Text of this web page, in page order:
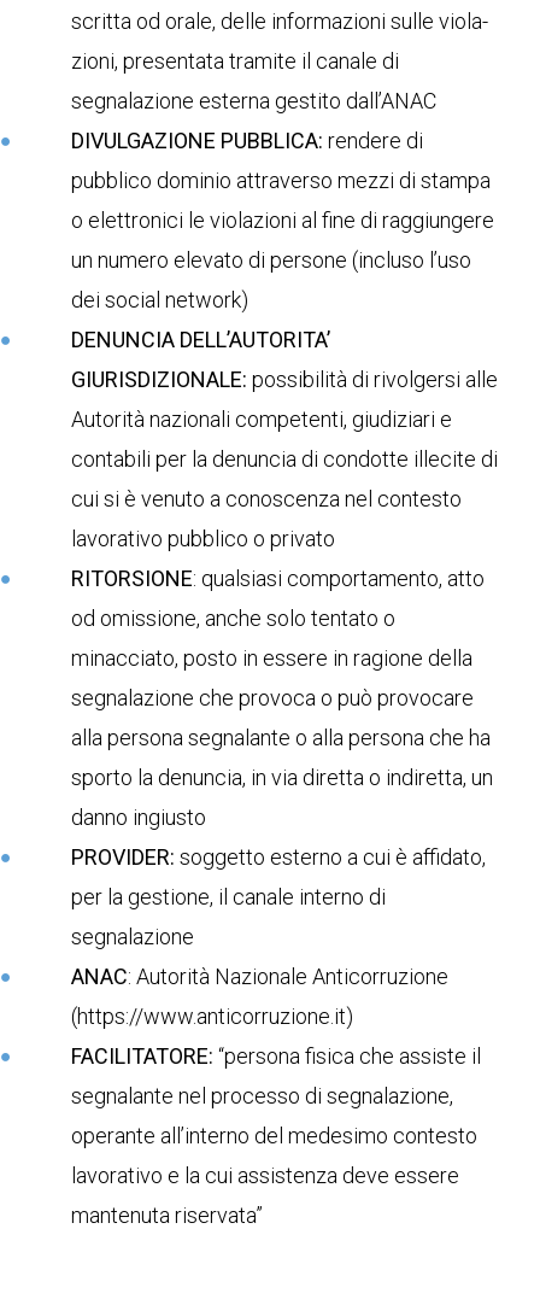
scritta od orale, delle informazioni sulle viola-
zioni, presentata tramite il canale di
segnalazione esterna gestito dall’ANAC
DIVULGAZIONE PUBBLICA: rendere di
pubblico dominio attraverso mezzi di stampa
o elettronici le violazioni al fine di raggiungere
un numero elevato di persone (incluso l’uso
dei social network)
DENUNCIA DELL’AUTORITA’
GIURISDIZIONALE: possibilità di rivolgersi alle
Autorità nazionali competenti, giudiziari e
contabili per la denuncia di condotte illecite di
cui si è venuto a conoscenza nel contesto
lavorativo pubblico o privato
RITORSIONE: qualsiasi comportamento, atto
od omissione, anche solo tentato o
minacciato, posto in essere in ragione della
segnalazione che provoca o può provocare
alla persona segnalante o alla persona che ha
sporto la denuncia, in via diretta o indiretta, un
danno ingiusto
PROVIDER: soggetto esterno a cui è affidato,
per la gestione, il canale interno di
segnalazione
ANAC: Autorità Nazionale Anticorruzione
(https://www.anticorruzione.it)
FACILITATORE: “persona fisica che assiste il
segnalante nel processo di segnalazione,
operante all’interno del medesimo contesto
lavorativo e la cui assistenza deve essere
mantenuta riservata”